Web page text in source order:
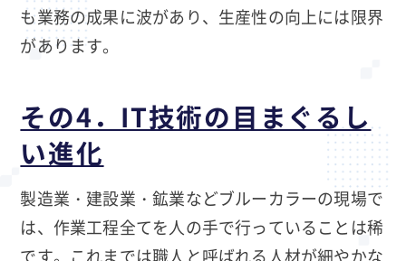
も業務の成果に波があり、生産性の向上には限界
があります。
その4．IT技術の目まぐるし
い進化
製造業・建設業・鉱業などブルーカラーの現場で
は、作業工程全てを人の手で行っていることは稀
です。これまでは職人と呼ばれる人材が細やかな